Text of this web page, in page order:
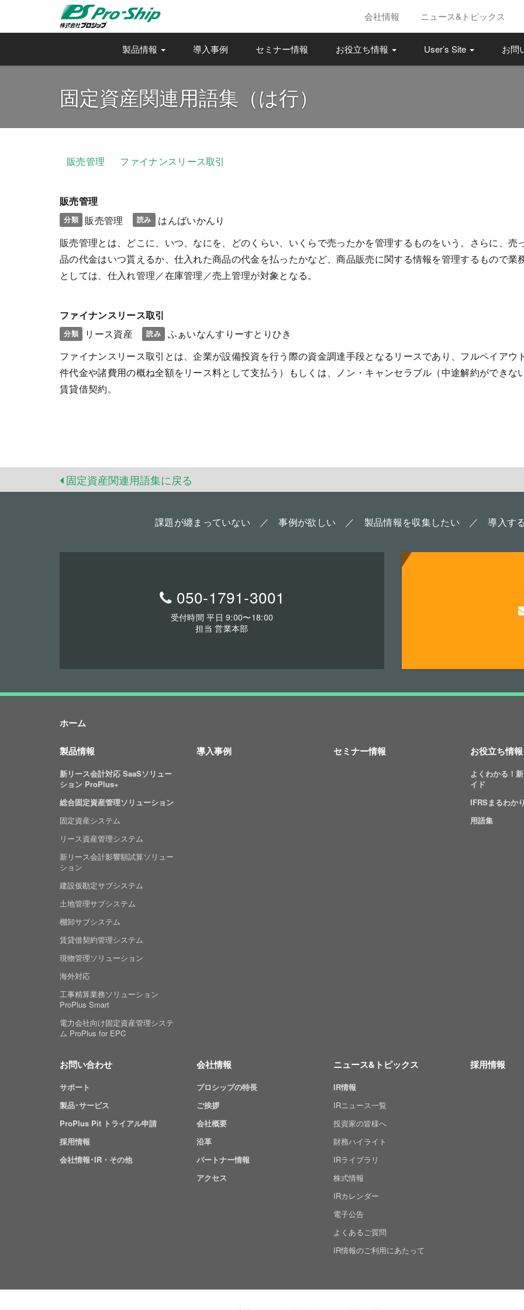
製品情報 導入事例 セミナー情報 お役立ち情報 User’s Site お問
会社情報 ニュース&トピックス
固定資産関連用語集（は行）
販売管理 ファイナンスリース取引
販売管理
分類 販売管理 読み
はんばいかんり
販売管理とは、どこに、いつ、なにを、どのくらい、いくらで売ったかを管理するものをいう。さらに、売
品の代金はいつ貰えるか、仕入れた商品の代金を払ったかなど、商品販売に関する情報を管理するもので業
としては、仕入れ管理／在庫管理／売上管理が対象となる。
ファイナンスリース取引
分類 リース資産 読み
ふぁいなんすりーすとりひき
ファイナンスリース取引とは、企業が設備投資を行う際の資金調達手段となるリースであり、フルペイアウ
件代金や諸費用の概ね全額をリース料として支払う）もしくは、ノン・キャンセラブル（中途解約ができな
賃貸借契約。
固定資産関連用語集に戻る
課題が纏まっていない 事例が欲しい 製品情報を収集したい 導入す
050-1791-3001
受付時間 平日 9:00〜18:00
担当 営業本部
ホーム
製品情報
新リース会計対応 SaaSソリュー
ション ProPlus+
総合固定資産管理ソリューション
固定資産システム
リース資産管理システム
新リース会計影響額試算ソリュー
ション
建設仮勘定サブシステム
土地管理サブシステム
棚卸サブシステム
賃貸借契約管理システム
現物管理ソリューション
海外対応
工事精算業務ソリューション
ProPlus Smart
電力会社向け固定資産管理システ
ム ProPlus for EPC
導入事例 セミナー情報 お役立ち情報
よくわかる！
イド
IFRSまるわか
用語集
お問い合わせ
サポート
製品･サービス
ProPlus Pit トライアル申請
採用情報
会社情報･IR・その他
会社情報
プロシップの特長
ご挨拶
会社概要
沿革
パートナー情報
アクセス
ニュース&トピックス
IR情報
IRニュース一覧
投資家の皆様へ
財務ハイライト
IRライブラリ
株式情報
IRカレンダー
電子公告
よくあるご質問
IR情報のご利用にあたって
採用情報